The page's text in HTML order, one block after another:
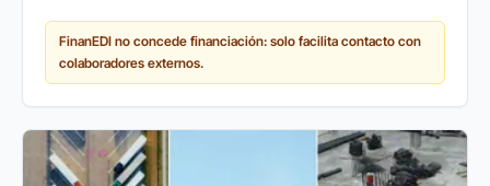
financiación ágil y flexible para crecer, innovar o
simplemente mantener sus...
FinanEDI no concede financiación: solo facilita contacto con
colaboradores externos.